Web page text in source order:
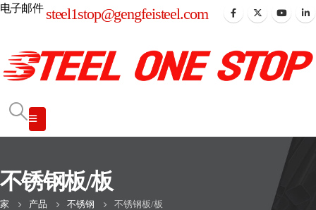
电子邮件 steel1stop@gengfeisteel.com
不锈钢板/板
家 产品 不锈钢 不锈钢板/板